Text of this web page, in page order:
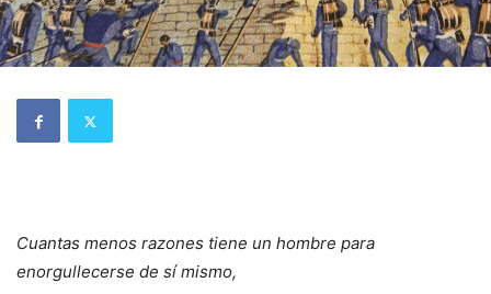
Cuantas menos razones tiene un hombre para
enorgullecerse de sí mismo,